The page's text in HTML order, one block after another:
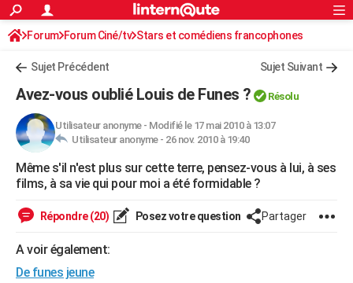
ACTUALITÉS
Politique
Société
Faits Divers
Education
Monde
Villes
+
FINANCE
Retraite
Impôts
Epargne
Immobilier
Risques naturels par ville
Banque
Assurance
Crédit
AUTO
Essais
Réserver un essai
Citadines
Berlines
SUV
Forum auto
+HIGH-TECH
Mobiles
Meilleur smartphone
Internet
Ordinateurs
Jeux vidéo
Guide high-tech
BRICOLAGE
WEEK-END
Guides de France
Escapades
Patrimoine
Expositions
Musées
Week-end nature
+LIFESTYLE
Rechercher
S'inscrire
Connexion
Forum Forum Ciné/tv Stars et comédiens francophones
Sujet Précédent Sujet Suivant
Avez-vous oublié Louis de Funes ? Résolu
Utilisateur anonyme- Modifié le 17 mai 2010 à 13:07
Utilisateur anonyme - 26 nov. 2010 à 19:40
Même s'il n'est plus sur cette terre, pensez-vous à lui, à ses
films, à sa vie qui pour moi a été formidable ?
Répondre (20) Posez votre question Partager
A voir également:
De funes jeune